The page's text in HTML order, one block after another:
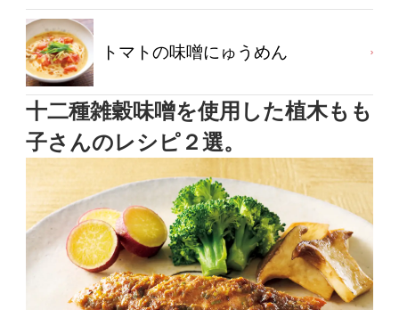
トマトの味噌にゅうめん
十二種雑穀味噌を使用した植木もも
子さんのレシピ２選。